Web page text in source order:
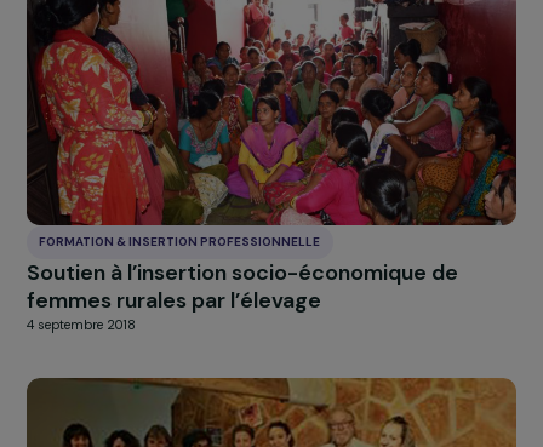
FORMATION & INSERTION PROFESSIONNELLE
Favoriser l’autonomisation économique des
femmes rurales djiboutiennes
4 septembre 2018